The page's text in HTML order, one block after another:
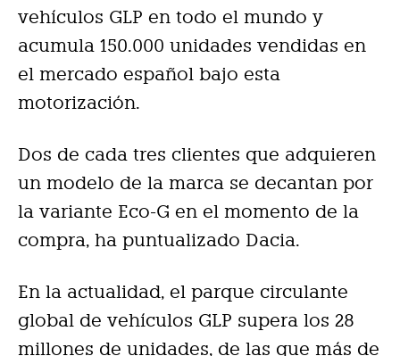
vehículos GLP en todo el mundo y
acumula 150.000 unidades vendidas en
el mercado español bajo esta
motorización.
Dos de cada tres clientes que adquieren
un modelo de la marca se decantan por
la variante Eco-G en el momento de la
compra, ha puntualizado Dacia.
En la actualidad, el parque circulante
global de vehículos GLP supera los 28
millones de unidades, de las que más de